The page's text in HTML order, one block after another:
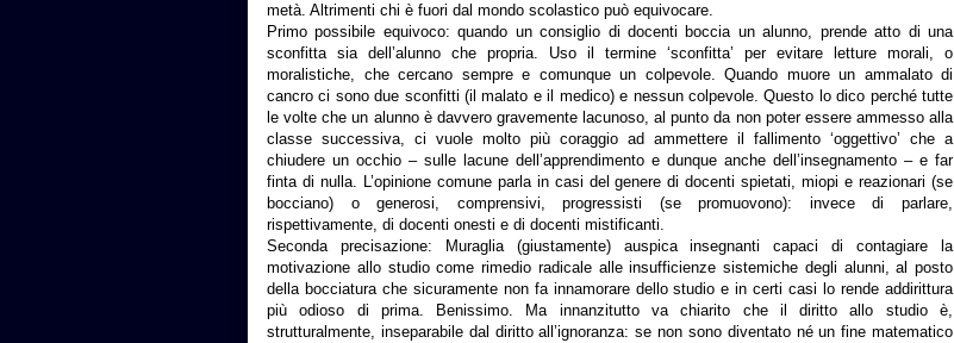
metà. Altrimenti chi è fuori dal mondo scolastico può equivocare.
Primo possibile equivoco: quando un consiglio di docenti boccia un alunno, prende atto di una
sconfitta sia dell’alunno che propria. Uso il termine ‘sconfitta’ per evitare letture morali, o
moralistiche, che cercano sempre e comunque un colpevole. Quando muore un ammalato di
cancro ci sono due sconfitti (il malato e il medico) e nessun colpevole. Questo lo dico perché tutte
le volte che un alunno è davvero gravemente lacunoso, al punto da non poter essere ammesso alla
classe successiva, ci vuole molto più coraggio ad ammettere il fallimento ‘oggettivo’ che a
chiudere un occhio – sulle lacune dell’apprendimento e dunque anche dell’insegnamento – e far
finta di nulla. L’opinione comune parla in casi del genere di docenti spietati, miopi e reazionari (se
bocciano) o generosi, comprensivi, progressisti (se promuovono): invece di parlare,
rispettivamente, di docenti onesti e di docenti mistificanti.
Seconda precisazione: Muraglia (giustamente) auspica insegnanti capaci di contagiare la
motivazione allo studio come rimedio radicale alle insufficienze sistemiche degli alunni, al posto
della bocciatura che sicuramente non fa innamorare dello studio e in certi casi lo rende addirittura
più odioso di prima. Benissimo. Ma innanzitutto va chiarito che il diritto allo studio è,
strutturalmente, inseparabile dal diritto all’ignoranza: se non sono diventato né un fine matematico